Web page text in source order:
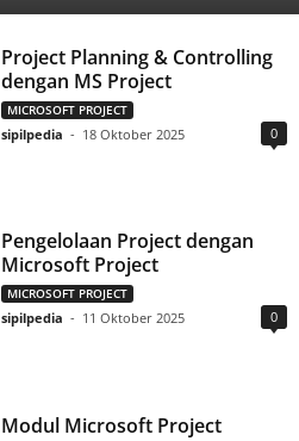
Project Planning & Controlling
dengan MS Project
MICROSOFT PROJECT
sipilpedia - 18 Oktober 2025 0
Pengelolaan Project dengan
Microsoft Project
MICROSOFT PROJECT
sipilpedia - 11 Oktober 2025 0
Modul Microsoft Project